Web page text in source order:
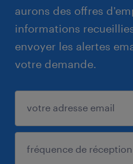
aurons des offres
informations
envoyer les alertes
votre demande.